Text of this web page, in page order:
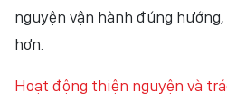
NHÂN DÂN ĐIỆN TỬ
nguyện vận hành đúng
hơn.
Hoạt động thiện nguyện và